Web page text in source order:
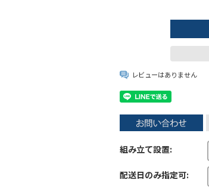
レビューはありません
組み立て設置:
配送日のみ指定可: